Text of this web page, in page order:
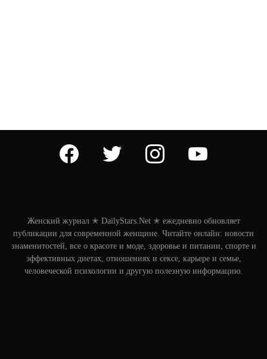
facebook twitter instagram
Женский журнал ✭ DailyStars.Net ✭ ежедневно обновляет
публикации для современной женщине. Читайте онлайн: новости
знаменитостей, все о красоте и моде, здоровье и питании, спорте и
эффективных диетах, отношениях и сексе, карьере и семье,
человеческой психологии и другую полезную информацию.